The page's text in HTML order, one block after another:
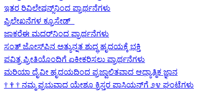
ಇತರ ರಿವಿಲೇಷನ್ಸ್‌ನಿಂದ ಪ್ರಾರ್ಥನೆಗಳು
ಪ್ರಿಲೇಖನೆಗಳ ಕ್ರೂಸೇಡ್
ಜಾಕರೆಈ ಮದರ್‌ನಿಂದ ಪ್ರಾರ್ಥನೆಗಳು
ಸಂತ್ ಜೋಸ್‌ಫಿನ ಅತ್ಯುನ್ನತ ಶುದ್ಧ ಹೃದಯಕ್ಕೆ ಭಕ್ತಿ
ಪವಿತ್ರ ಪ್ರೀತಿಯೊಂದಿಗೆ ಏಕೀಕರಿಸಲು ಪ್ರಾರ್ಥನೆಗಳು
ಮರಿಯಾ ದೈವೀ ಹೃದಯದಿಂದ ಪ್ರಜ್ವಾಲಿತವಾದ ಆಧ್ಯಾತ್ಮಿಕ ಜ್ಞಾನ
† † † ನಮ್ಮ ಪ್ರಭುವಾದ ಯೇಶೂ ಕ್ರಿಸ್ತರ ಪಾಸಿಯನ್‌ಗೆ ೨೪ ಘಂಟೆಗಳು